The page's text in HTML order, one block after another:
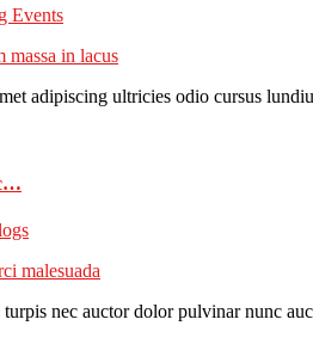
Events
adipiscing ultricies odio cursus
nec auctor dolor pulvinar nunc